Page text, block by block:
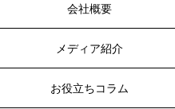
会社概要
メディア紹介
お役立ちコラム